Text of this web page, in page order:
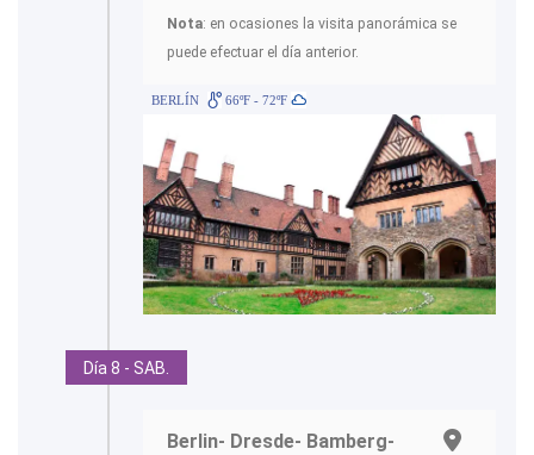
Nota: en ocasiones la visita panorámica se
puede efectuar el día anterior.
BERLÍN 66ºF - 72ºF
Día 8 - SAB.
Berlin- Dresde- Bamberg-